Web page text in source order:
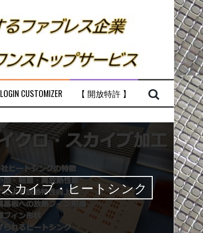
LOGIN CUSTOMIZER 【 開放特許 】
スカイブ・ヒートシンク